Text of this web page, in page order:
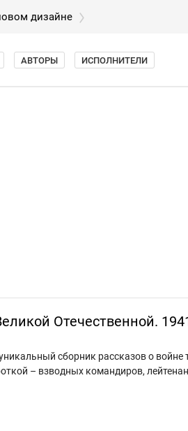
дизайне
АВТОРЫ ИСПОЛНИТЕЛИ
Отечественной.
сборник рассказов о войне
– взводных командиров,